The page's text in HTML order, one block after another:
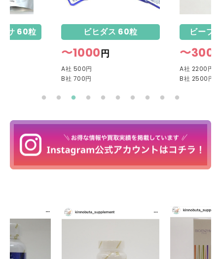
サ 60粒 ビヒダス 60粒
〜1000円
A社 500円
B社 700円
ビープ
〜3000
A社 2200円
B社 2500円